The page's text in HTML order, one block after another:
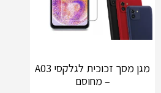
מגן מסך זכוכית לגלקסי A03
– מחוסם